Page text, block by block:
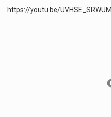
https://youtu.be/UVHSE_SRWUM